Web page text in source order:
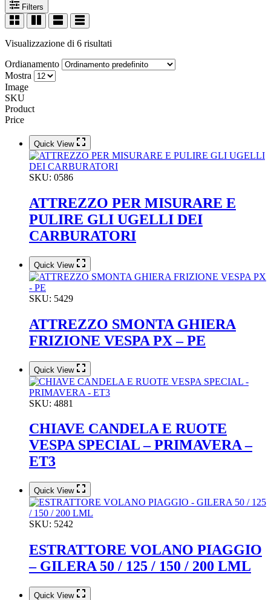
Filters
Visualizzazione di 6 risultati
Ordianamento
Mostra
Image
SKU
Product
Price
Quick View
SKU: 0586
ATTREZZO PER MISURARE E
PULIRE GLI UGELLI DEI
CARBURATORI
Quick View
SKU: 5429
ATTREZZO SMONTA GHIERA
FRIZIONE VESPA PX – PE
Quick View
SKU: 4881
CHIAVE CANDELA E RUOTE
VESPA SPECIAL – PRIMAVERA –
ET3
Quick View
SKU: 5242
ESTRATTORE VOLANO PIAGGIO
– GILERA 50 / 125 / 150 / 200 LML
Quick View